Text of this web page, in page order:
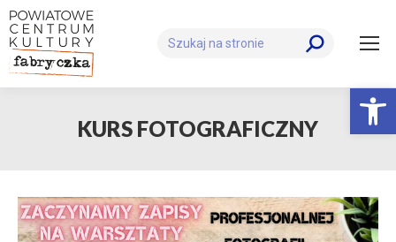
Szukaj:
KURS FOTOGRAFICZNY